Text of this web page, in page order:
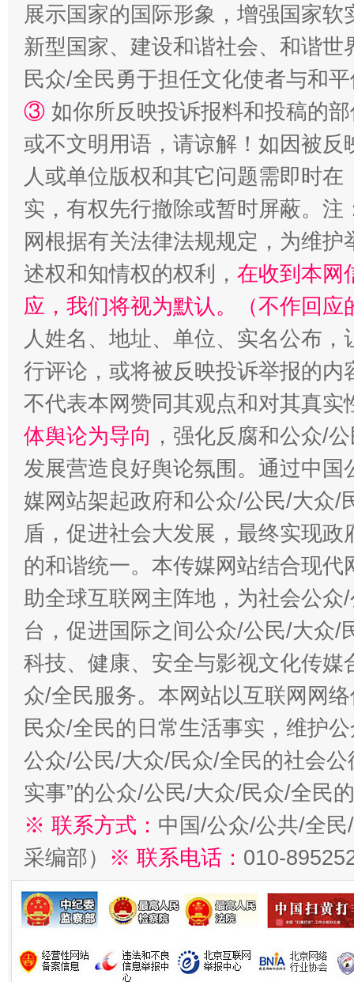
展示国家的国际形象，增强国家
新型国家、建设和谐社会、和谐
民众/全民勇于担任文化使者与和
③ 如你所反映投诉报料和投稿的
或不文明用语，请谅解！如因被
人或单位版权和其它问题需即时在
实，有权先行撤除或暂时屏蔽。
网根据有关法律法规规定，为维
述权和知情权的权利， 在收到本网
应，我们将视为默认。（不作回应
人姓名、地址、单位、实名公布
行评论，或将被反映投诉举报的
不代表本网赞同其观点和对其真实
体舆论为导向 ，强化反腐和公众/
发展营造良好舆论氛围。通过中
媒网站架起政府和公众/公民/大众/
盾，促进社会大发展，最终实现
的和谐统一。本传媒网站结合现
助全球互联网主阵地，为社会公
台，促进国际之间公众/公民/大众/
科技、健康、安全与影视文化传
众/全民服务。本网站以互联网网
民众/全民的日常生活事实，维护
公众/公民/大众/民众/全民的社会公
实事”的公众/公民/大众/民众/全民
※ 联系方式： 中国/公众/公共/全
采编部） ※ 联系电话： 010-